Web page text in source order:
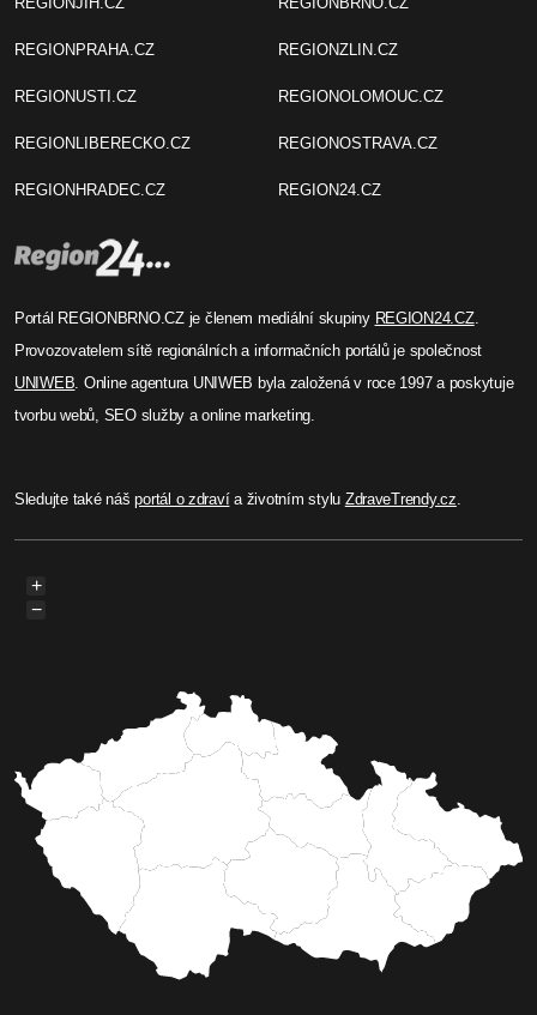
REGIONPRAHA.CZ
REGIONUSTI.CZ
REGIONLIBERECKO.CZ
REGIONHRADEC.CZ
REGIONZLIN.CZ
REGIONOLOMOUC.CZ
REGIONOSTRAVA.CZ
REGION24.CZ
Portál REGIONBRNO.CZ je členem mediální skupiny REGION24.CZ.
Provozovatelem sítě regionálních a informačních portálů je společnost
UNIWEB . Online agentura UNIWEB byla založená v roce 1997 a poskytuje
tvorbu webů, SEO služby a online marketing.
Sledujte také nášportál o zdravía životním stylu ZdraveTrendy.cz
+
−